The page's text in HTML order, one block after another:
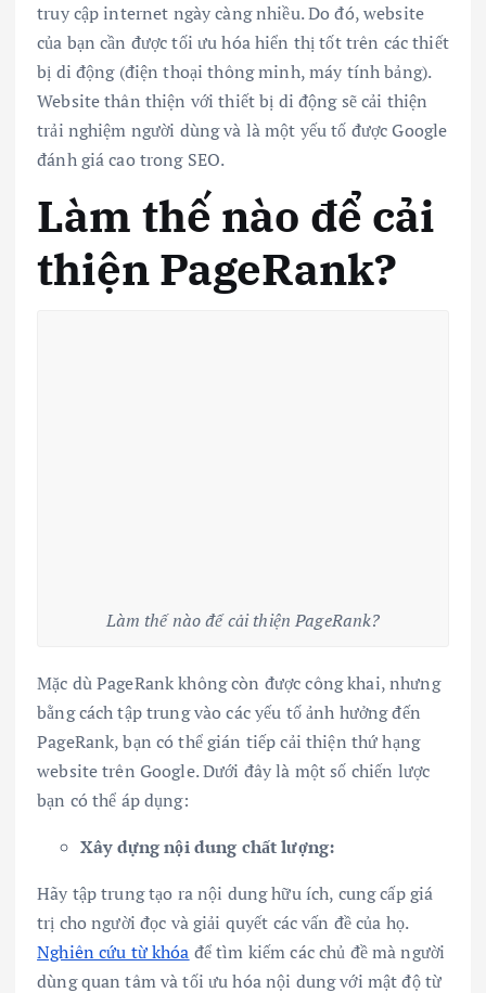
truy cập internet ngày càng nhiều. Do đó, website
của bạn cần được tối ưu hóa hiển thị tốt trên các thiết
bị di động (điện thoại thông minh, máy tính bảng).
Website thân thiện với thiết bị di động sẽ cải thiện
trải nghiệm người dùng và là một yếu tố được Google
đánh giá cao trong SEO.
Làm thế nào để cải
thiện PageRank?
Làm thế nào để cải thiện PageRank?
Mặc dù PageRank không còn được công khai, nhưng
bằng cách tập trung vào các yếu tố ảnh hưởng đến
PageRank, bạn có thể gián tiếp cải thiện thứ hạng
website trên Google. Dưới đây là một số chiến lược
bạn có thể áp dụng:
Xây dựng nội dung chất lượng:
Hãy tập trung tạo ra nội dung hữu ích, cung cấp giá
trị cho người đọc và giải quyết các vấn đề của họ.
Nghiên cứu từ khóa để tìm kiếm các chủ đề mà người
dùng quan tâm và tối ưu hóa nội dung với mật độ từ